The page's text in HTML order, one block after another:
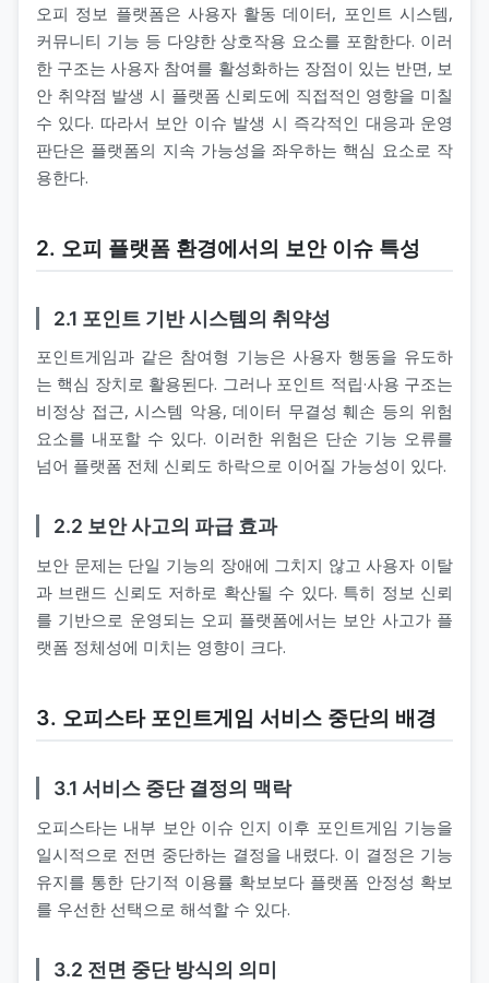
오피 정보 플랫폼은 사용자 활동 데이터, 포인트 시스템,
커뮤니티 기능 등 다양한 상호작용 요소를 포함한다. 이러
한 구조는 사용자 참여를 활성화하는 장점이 있는 반면, 보
안 취약점 발생 시 플랫폼 신뢰도에 직접적인 영향을 미칠
수 있다. 따라서 보안 이슈 발생 시 즉각적인 대응과 운영
판단은 플랫폼의 지속 가능성을 좌우하는 핵심 요소로 작
용한다.
2. 오피 플랫폼 환경에서의 보안 이슈 특성
2.1 포인트 기반 시스템의 취약성
포인트게임과 같은 참여형 기능은 사용자 행동을 유도하
는 핵심 장치로 활용된다. 그러나 포인트 적립·사용 구조는
비정상 접근, 시스템 악용, 데이터 무결성 훼손 등의 위험
요소를 내포할 수 있다. 이러한 위험은 단순 기능 오류를
넘어 플랫폼 전체 신뢰도 하락으로 이어질 가능성이 있다.
2.2 보안 사고의 파급 효과
보안 문제는 단일 기능의 장애에 그치지 않고 사용자 이탈
과 브랜드 신뢰도 저하로 확산될 수 있다. 특히 정보 신뢰
를 기반으로 운영되는 오피 플랫폼에서는 보안 사고가 플
랫폼 정체성에 미치는 영향이 크다.
3. 오피스타 포인트게임 서비스 중단의 배경
3.1 서비스 중단 결정의 맥락
오피스타는 내부 보안 이슈 인지 이후 포인트게임 기능을
일시적으로 전면 중단하는 결정을 내렸다. 이 결정은 기능
유지를 통한 단기적 이용률 확보보다 플랫폼 안정성 확보
를 우선한 선택으로 해석할 수 있다.
3.2 전면 중단 방식의 의미